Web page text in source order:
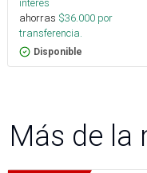
interés
ahorras $36.000 por
transferencia.
Disponible
Más de la